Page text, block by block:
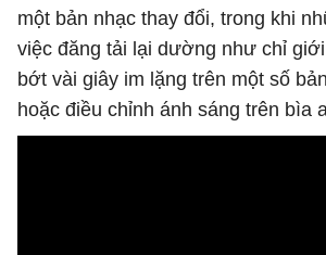
một bản nhạc thay đổi, trong khi
việc đăng tải lại dường như chỉ
bớt vài giây im lặng trên một số
hoặc điều chỉnh ánh sáng trên bìa